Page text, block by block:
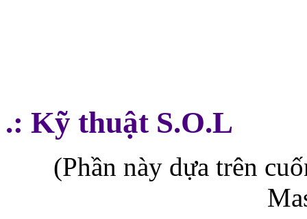
.: Kỹ thuật S.O.L
(Phần này dựa trên